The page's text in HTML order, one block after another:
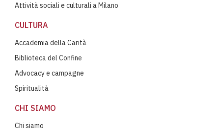
Attività sociali e culturali a Milano
CULTURA
Accademia della Carità
Biblioteca del Confine
Advocacy e campagne
Spiritualità
CHI SIAMO
Chi siamo